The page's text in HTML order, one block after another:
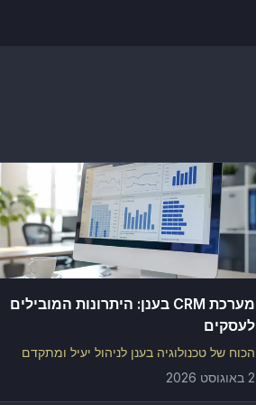
מערכת CRM בענן: היתרונות המובילים
לעסקים
הכוח של טכנולוגיה בענן לניהול יעיל ומתקדם
2 באוגוסט 2026